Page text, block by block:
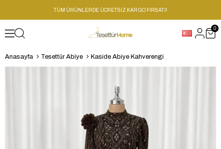
TÜM ÜRÜNLERDE ÜCRETSİZ KARGO FIRSATI!
0
Anasayfa Tesettür Abiye Kaside Abiye Kahverengi